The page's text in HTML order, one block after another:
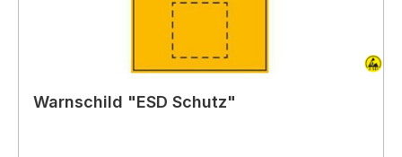
Warnschild "ESD Schutz"